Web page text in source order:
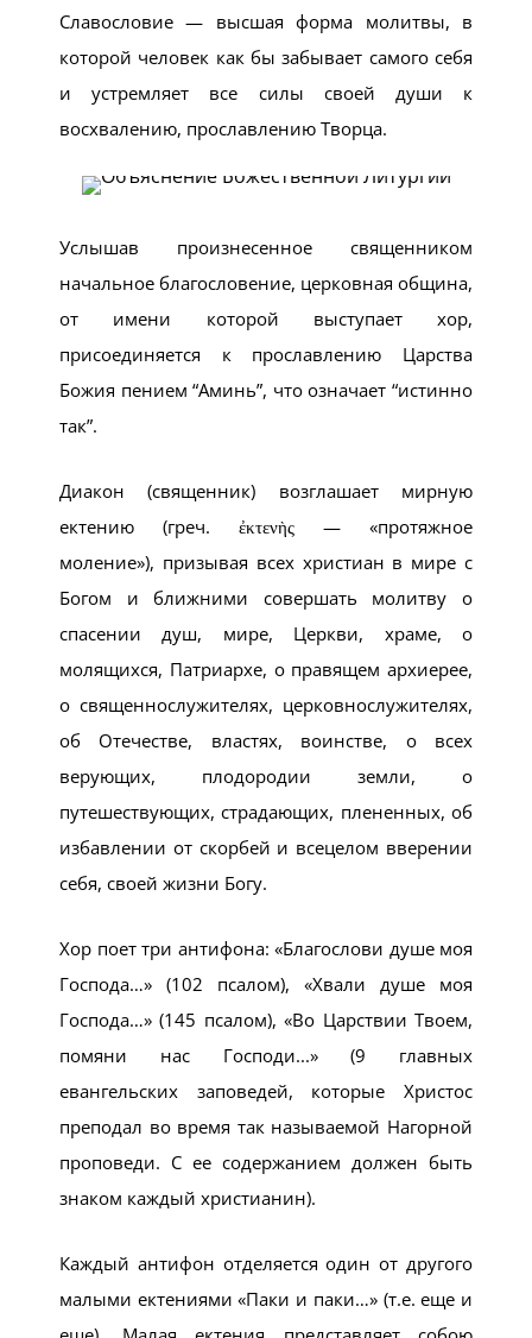
Славословие — высшая форма молитвы, в
которой человек как бы забывает самого себя
и устремляет все силы своей души к
восхвалению, прославлению Творца.
Услышав произнесенное священником
начальное благословение, церковная община,
от имени которой выступает хор,
присоединяется к прославлению Царства
Божия пением “Аминь”, что означает “истинно
так”.
Диакон (священник) возглашает мирную
ектению (греч. ἐκτενὴς — «протяжное
моление»), призывая всех христиан в мире с
Богом и ближними совершать молитву о
спасении душ, мире, Церкви, храме, о
молящихся, Патриархе, о правящем архиерее,
о священнослужителях, церковнослужителях,
об Отечестве, властях, воинстве, о всех
верующих, плодородии земли, о
путешествующих, страдающих, плененных, об
избавлении от скорбей и всецелом вверении
себя, своей жизни Богу.
Хор поет три антифона: «Благослови душе моя
Господа…» (102 псалом), «Хвали душе моя
Господа…» (145 псалом), «Во Царствии Твоем,
помяни нас Господи...» (9 главных
евангельских заповедей, которые Христос
преподал во время так называемой Нагорной
проповеди. С ее содержанием должен быть
знаком каждый христианин).
Каждый антифон отделяется один от другого
малыми ектениями «Паки и паки…» (т.е. еще и